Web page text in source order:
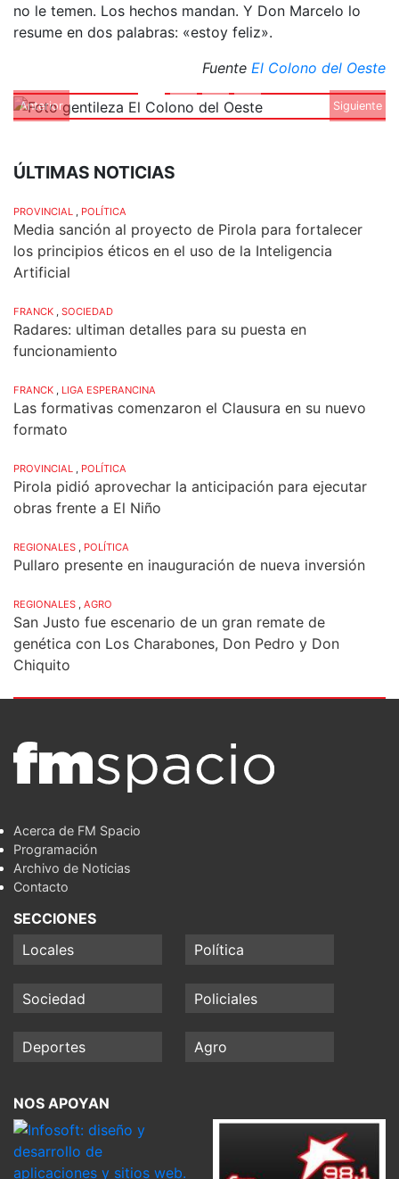
no le temen. Los hechos mandan. Y Don Marcelo lo
resume en dos palabras: «estoy feliz».
Fuente El Colono del Oeste
Anterior Siguiente
ÚLTIMAS NOTICIAS
PROVINCIAL POLÍTICA
Media sanción al proyecto de Pirola para fortalecer
los principios éticos en el uso de la Inteligencia
Artificial
FRANCK SOCIEDAD
Radares: ultiman detalles para su puesta en
funcionamiento
FRANCK LIGA ESPERANCINA
Las formativas comenzaron el Clausura en su nuevo
formato
PROVINCIAL POLÍTICA
Pirola pidió aprovechar la anticipación para ejecutar
obras frente a El Niño
REGIONALES POLÍTICA
Pullaro presente en inauguración de nueva inversión
REGIONALES AGRO
San Justo fue escenario de un gran remate de
genética con Los Charabones, Don Pedro y Don
Chiquito
Acerca de FM Spacio
Programación
Archivo de Noticias
Contacto
SECCIONES
Locales
Política
Sociedad Policiales
Deportes Agro
NOS APOYAN